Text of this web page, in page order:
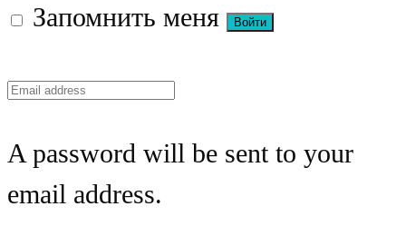
Запомнить меня
A password will be sent to your
email address.